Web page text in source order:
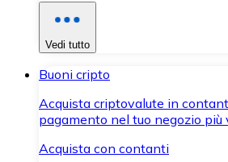
Vedi tutto
Buoni cripto
Acquista criptovalute in
pagamento nel tuo negozio più
Acquista con contanti